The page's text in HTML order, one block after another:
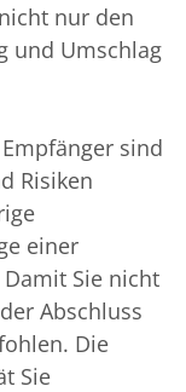
nur den
und Umschlag
sind
Risiken
einer
Sie nicht
Abschluss
Die
Sie